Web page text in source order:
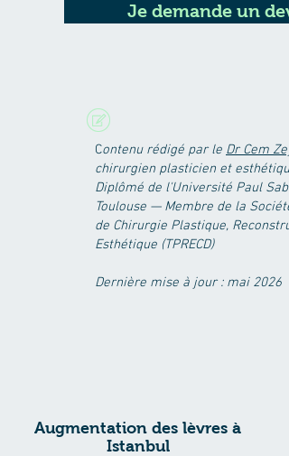
Je demande un
Contenu rédigé par le Dr Cem
chirurgien plasticien et
Diplômé de l'Université Paul
Toulouse — Membre de la
de Chirurgie Plastique,
Esthétique (TPRECD)
Dernière mise à jour : mai 2026
Augmentation des lèvres à
Istanbul